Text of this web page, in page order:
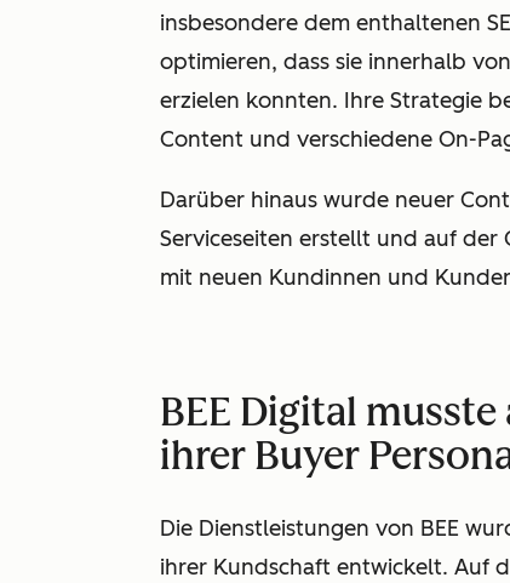
insbesondere dem enthaltenen
optimieren, dass sie innerhalb
erzielen konnten. Ihre Strategie
Content und verschiedene On-
Darüber hinaus wurde neuer
Serviceseiten erstellt und auf der
mit neuen Kundinnen und
BEE Digital
ihrer Buyer
Die Dienstleistungen von BEE
ihrer Kundschaft entwickelt. Auf